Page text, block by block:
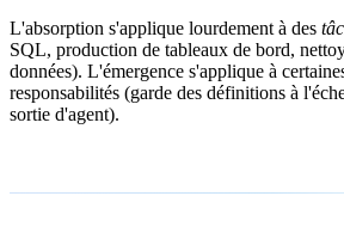
L'absorption s'applique lourdement à des
SQL, production de tableaux de bord,
données). L'émergence s'applique à
responsabilités (garde des définitions à
sortie d'agent).